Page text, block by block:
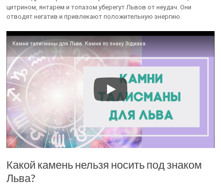
цитрином, янтарем и топазом уберегут Львов от неудач. Они
отводят негатив и привлекают положительную энергию.
Камни талисманы для Льва. Камни по знаку Зодиака.
Какой камень нельзя носить под знаком
Льва?